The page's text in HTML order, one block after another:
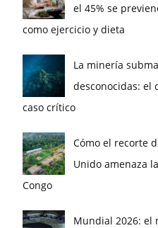
el 45% se
como ejercicio y dieta
La minería
desconocidas: el
caso crítico
Cómo el recorte
Unido amenaza
Congo
Mundial 2026: el